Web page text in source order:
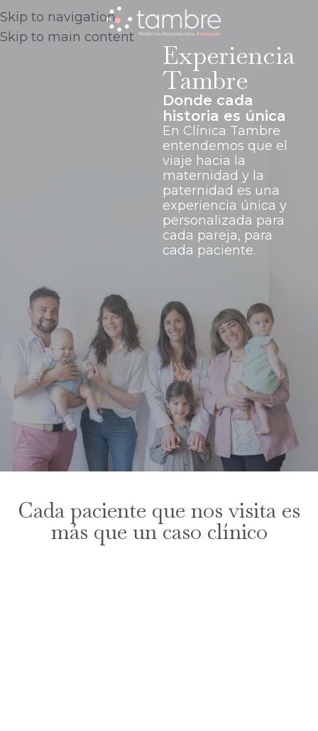
Skip to navigation
Skip to main content
Experiencia
Tambre
Donde cada
historia es única
En Clínica Tambre
entendemos que el
viaje hacia la
maternidad y la
paternidad es una
experiencia única y
personalizada para
cada pareja, para
cada paciente.
Cada paciente que nos visita es
más que un caso clínico